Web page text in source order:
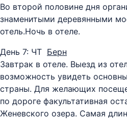
Во второй половине дня
знаменитыми деревянными
отель.Ночь в отеле.
День 7: ЧТ Берн
Завтрак в отеле. Выезд из
возможность увидеть
страны. Для желающих
по дороге факультативная
Женевского озера. Самая